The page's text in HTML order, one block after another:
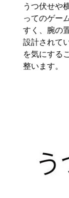
うつ伏せや
ってのゲー
すく、腕の
設計されて
を気にする
整います。